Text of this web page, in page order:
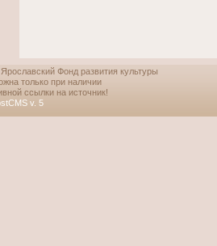
Фонд развития культуры
только при наличии
ссылки на источник!
v. 5